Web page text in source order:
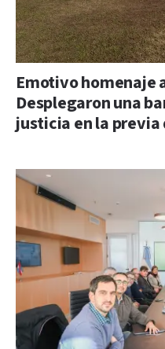
Emotivo homenaje
Desplegaron una
justicia en la